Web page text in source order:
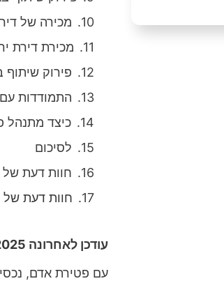
מכירה של
מכירת דירת
פירוק
התמודדות
כיצד מתנהל
לסיכום
חוות דעת
חוות דעת
עודכן לאחרונה 17/12/2025
עם פטירת אדם,